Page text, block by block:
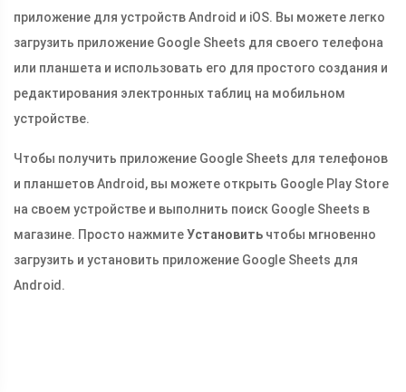
приложение для устройств Android и iOS. Вы можете легко
загрузить приложение Google Sheets для своего телефона
или планшета и использовать его для простого создания и
редактирования электронных таблиц на мобильном
устройстве.
Чтобы получить приложение Google Sheets для телефонов
и планшетов Android, вы можете открыть Google Play Store
на своем устройстве и выполнить поиск Google Sheets в
магазине. Просто нажмитеУстановить чтобы мгновенно
загрузить и установить приложение Google Sheets для
Android.